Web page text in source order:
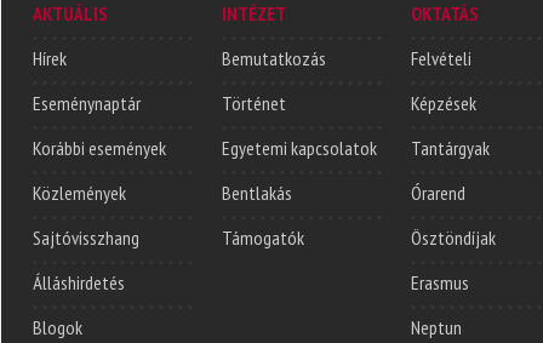
AKTUÁLIS
Hírek
Eseménynaptár
Korábbi események
Közlemények
Sajtóvisszhang
Álláshirdetés
Blogok
INTÉZET
Bemutatkozás
Történet
Egyetemi kapcsolatok
Bentlakás
Támogatók
OKTATÁS
Felvételi
Képzések
Tantárgyak
Órarend
Ösztöndíjak
Erasmus
Neptun